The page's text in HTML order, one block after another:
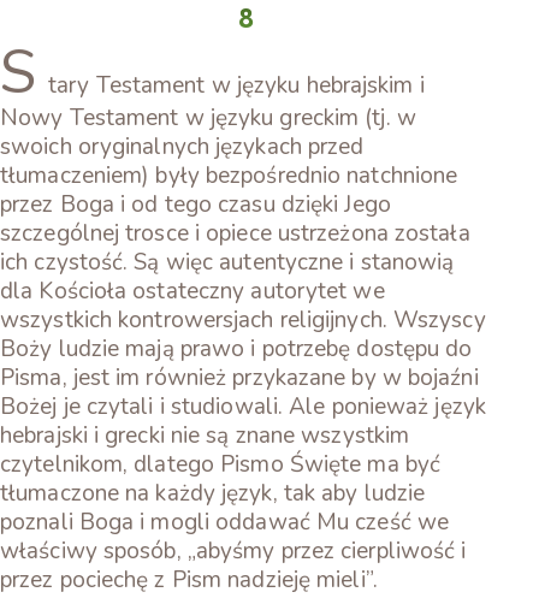
8
S tary Testament w języku hebrajskim i
Nowy Testament w języku greckim (tj. w
swoich oryginalnych językach przed
tłumaczeniem) były bezpośrednio natchnione
przez Boga i od tego czasu dzięki Jego
szczególnej trosce i opiece ustrzeżona została
ich czystość. Są więc autentyczne i stanowią
dla Kościoła ostateczny autorytet we
wszystkich kontrowersjach religijnych. Wszyscy
Boży ludzie mają prawo i potrzebę dostępu do
Pisma, jest im również przykazane by w bojaźni
Bożej je czytali i studiowali. Ale ponieważ język
hebrajski i grecki nie są znane wszystkim
czytelnikom, dlatego Pismo Święte ma być
tłumaczone na każdy język, tak aby ludzie
poznali Boga i mogli oddawać Mu cześć we
właściwy sposób, „abyśmy przez cierpliwość i
przez pociechę z Pism nadzieję mieli”.